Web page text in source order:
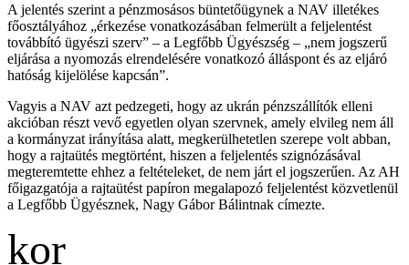
A jelentés szerint a pénzmosásos büntetőügynek a NAV illetékes
főosztályához „érkezése vonatkozásában felmerült a feljelentést
továbbító ügyészi szerv” – a Legfőbb Ügyészség – „nem jogszerű
eljárása a nyomozás elrendelésére vonatkozó álláspont és az eljáró
hatóság kijelölése kapcsán”.
Vagyis a NAV azt pedzegeti, hogy az ukrán pénzszállítók elleni
akcióban részt vevő egyetlen olyan szervnek, amely elvileg nem áll
a kormányzat irányítása alatt, megkerülhetetlen szerepe volt abban,
hogy a rajtaütés megtörtént, hiszen a feljelentés szignózásával
megteremtette ehhez a feltételeket, de nem járt el jogszerűen. Az AH
főigazgatója a rajtaütést papíron megalapozó feljelentést közvetlenül
a Legfőbb Ügyésznek, Nagy Gábor Bálintnak címezte.